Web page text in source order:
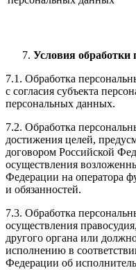
Условия
7.1. Обработка
с согласия субъекта
персональных данных.
7.2. Обработка
достижения целей,
договором Российской
осуществления
Федерации на оператора
и обязанностей.
7.3. Обработка
осуществления
другого органа или
исполнению в
Федерации об